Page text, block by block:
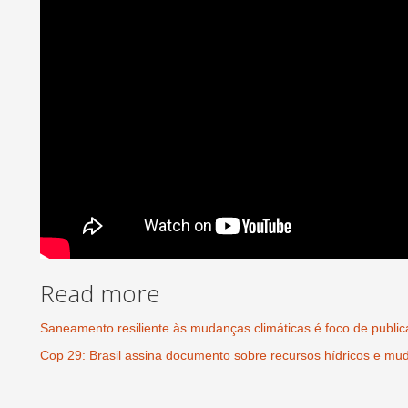
Read more
Saneamento resiliente às mudanças climáticas é foco de
Cop 29: Brasil assina documento sobre recursos hídricos e